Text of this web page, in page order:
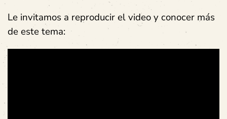
Le invitamos a reproducir el video y conocer más
de este tema: